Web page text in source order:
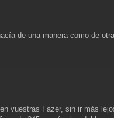
de una manera como de
vuestras Fazer, sin ir más